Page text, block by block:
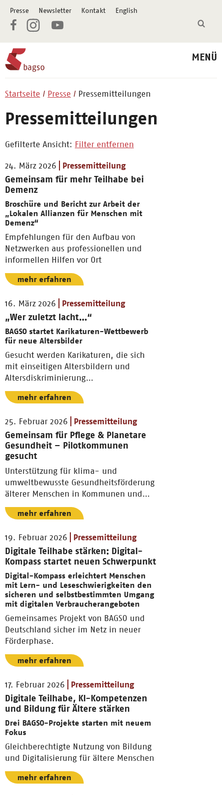
Presse Newsletter Kontakt English
MENÜ
Startseite Presse Pressemitteilungen
Pressemitteilungen
Gefilterte Ansicht: Filter entfernen
24. März 2026 Pressemitteilung
Gemeinsam für mehr Teilhabe bei
Demenz
Broschüre und Bericht zur Arbeit der
„Lokalen Allianzen für Menschen mit
Demenz“
Empfehlungen für den Aufbau von
Netzwerken aus professionellen und
informellen Hilfen vor Ort
mehr erfahren
16. März 2026 Pressemitteilung
„Wer zuletzt lacht…“
BAGSO startet Karikaturen-Wettbewerb
für neue Altersbilder
Gesucht werden Karikaturen, die sich
mit einseitigen Altersbildern und
Altersdiskriminierung
auseinandersetzen.
mehr erfahren
25. Februar 2026 Pressemitteilung
Gemeinsam für Pflege & Planetare
Gesundheit – Pilotkommunen
gesucht
Unterstützung für klima- und
umweltbewusste Gesundheitsförderung
älterer Menschen in Kommunen und
Pflegeeinrichtungen.
mehr erfahren
19. Februar 2026 Pressemitteilung
Digitale Teilhabe stärken: Digital-
Kompass startet neuen Schwerpunkt
Digital-Kompass erleichtert Menschen
mit Lern- und Leseschwierigkeiten den
sicheren und selbstbestimmten Umgang
mit digitalen Verbraucherangeboten
Gemeinsames Projekt von BAGSO und
Deutschland sicher im Netz in neuer
Förderphase.
mehr erfahren
17. Februar 2026 Pressemitteilung
Digitale Teilhabe, KI-Kompetenzen
und Bildung für Ältere stärken
Drei BAGSO-Projekte starten mit neuem
Fokus
Gleichberechtigte Nutzung von Bildung
und Digitalisierung für ältere Menschen
mehr erfahren